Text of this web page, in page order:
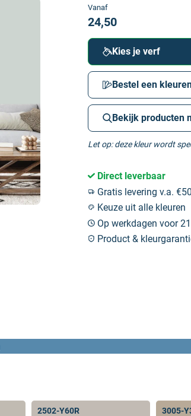
Vanaf
24,50
Kies je verf
Bestel een
Bekijk producten
Let op: deze kleur wordt
Direct leverbaar
Gratis levering v.a.
Keuze uit alle kleuren
Op werkdagen voor
Product &
2502-Y60R
3005-